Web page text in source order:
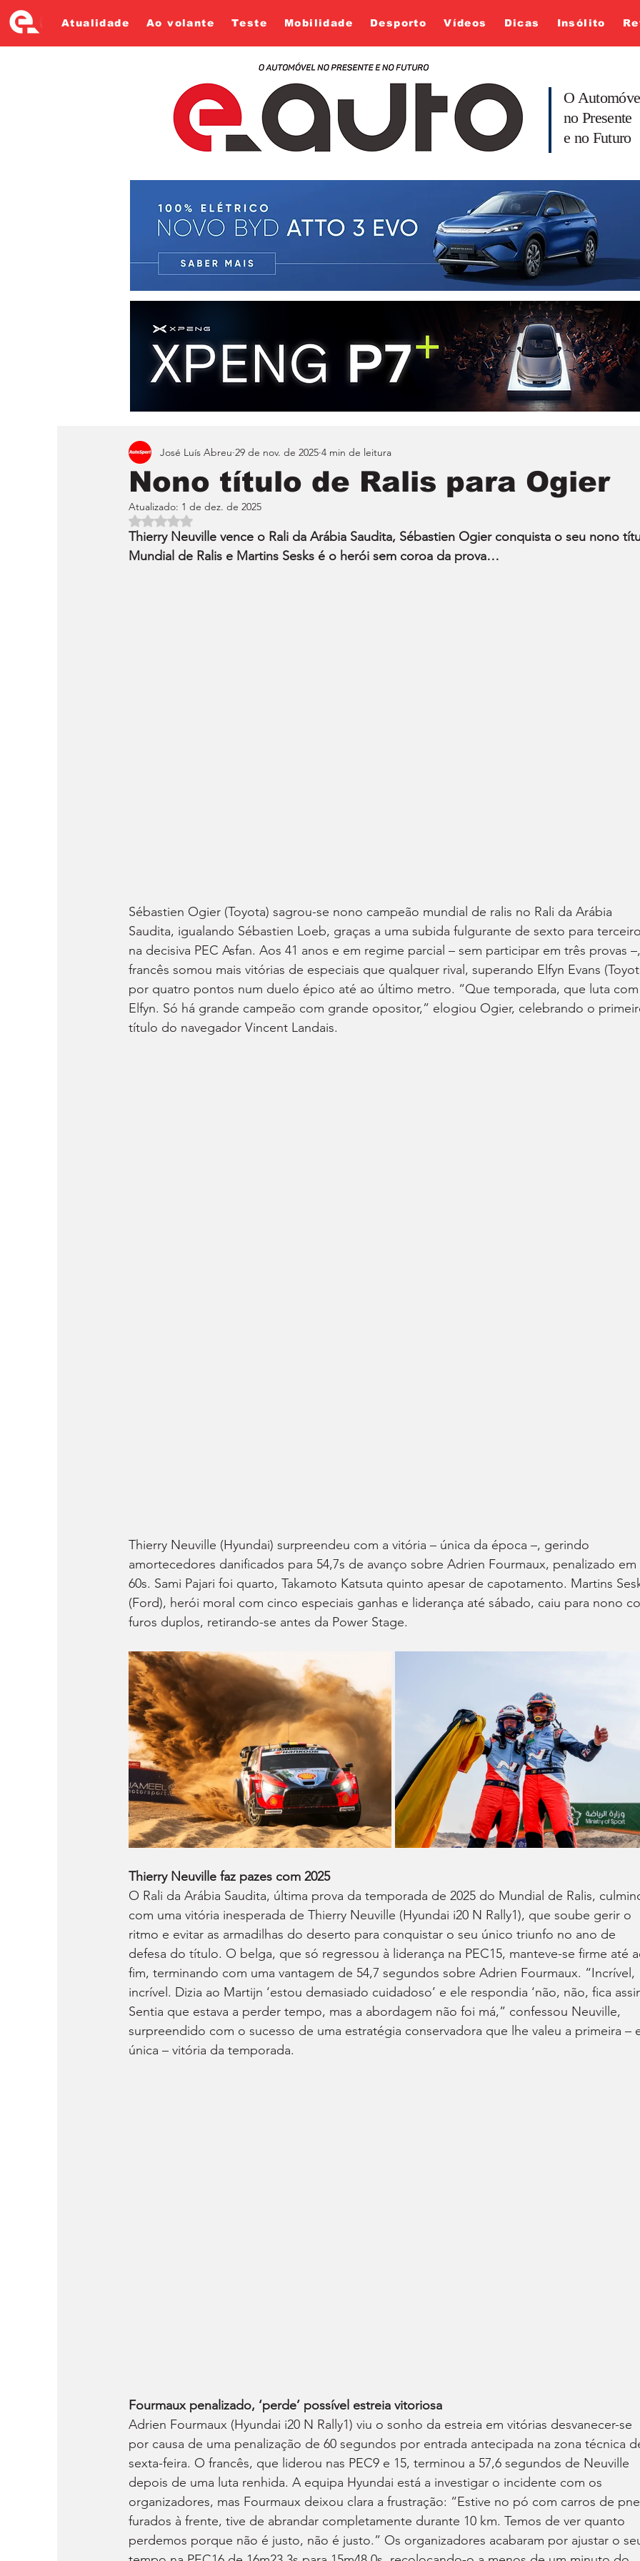
Atualidade Ao volante Teste Mobilidade Desporto Vídeos Dicas Insólito
O
no Presente
e no Futuro
Nono título de Ralis para Ogier
José Luís Abreu 29 de nov. de 2025 4 min de leitura
Atualizado: 1 de dez. de 2025
Avaliado com NaN de 5 estrelas.
Thierry Neuville vence o Rali da Arábia Saudita, Sébastien Ogier conquista o seu nono
Mundial de Ralis e Martins Sesks é o herói sem coroa da prova…
Sébastien Ogier (Toyota) sagrou-se nono campeão mundial de ralis no Rali da Arábia
Saudita, igualando Sébastien Loeb, graças a uma subida fulgurante de sexto para
na decisiva PEC Asfan. Aos 41 anos e em regime parcial – sem participar em três provas
francês somou mais vitórias de especiais que qualquer rival, superando Elfyn Evans
por quatro pontos num duelo épico até ao último metro. “Que temporada, que luta
Elfyn. Só há grande campeão com grande opositor,” elogiou Ogier, celebrando o
título do navegador Vincent Landais.​
Thierry Neuville (Hyundai) surpreendeu com a vitória – única da época –, gerindo
amortecedores danificados para 54,7s de avanço sobre Adrien Fourmaux, penalizado em
60s. Sami Pajari foi quarto, Takamoto Katsuta quinto apesar de capotamento. Martins
(Ford), herói moral com cinco especiais ganhas e liderança até sábado, caiu para nono
furos duplos, retirando-se antes da Power Stage.
Thierry Neuville faz pazes com 2025
O Rali da Arábia Saudita, última prova da temporada de 2025 do Mundial de Ralis,
com uma vitória inesperada de Thierry Neuville (Hyundai i20 N Rally1), que soube gerir o
ritmo e evitar as armadilhas do deserto para conquistar o seu único triunfo no ano de
defesa do título. O belga, que só regressou à liderança na PEC15, manteve-se firme até
fim, terminando com uma vantagem de 54,7 segundos sobre Adrien Fourmaux. “Incrível,
incrível. Dizia ao Martijn ‘estou demasiado cuidadoso’ e ele respondia ‘não, não, fica
Sentia que estava a perder tempo, mas a abordagem não foi má,” confessou Neuville,
surpreendido com o sucesso de uma estratégia conservadora que lhe valeu a primeira –
única – vitória da temporada.​
Fourmaux penalizado, ‘perde’ possível estreia vitoriosa
Adrien Fourmaux (Hyundai i20 N Rally1) viu o sonho da estreia em vitórias desvanecer-se
por causa de uma penalização de 60 segundos por entrada antecipada na zona técnica
sexta-feira. O francês, que liderou nas PEC9 e 15, terminou a 57,6 segundos de Neuville
depois de uma luta renhida. A equipa Hyundai está a investigar o incidente com os
organizadores, mas Fourmaux deixou clara a frustração: “Estive no pó com carros de
furados à frente, tive de abrandar completamente durante 10 km. Temos de ver quanto
perdemos porque não é justo, não é justo.” Os organizadores acabaram por ajustar o